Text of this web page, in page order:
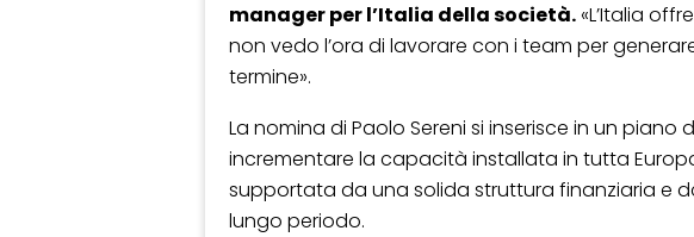
manager per l’Italia della società. «L’Italia
non vedo l’ora di lavorare con i team per
termine».
La nomina di Paolo Sereni si inserisce in un piano
incrementare la capacità installata in tutta
supportata da una solida struttura finanziaria e
lungo periodo.